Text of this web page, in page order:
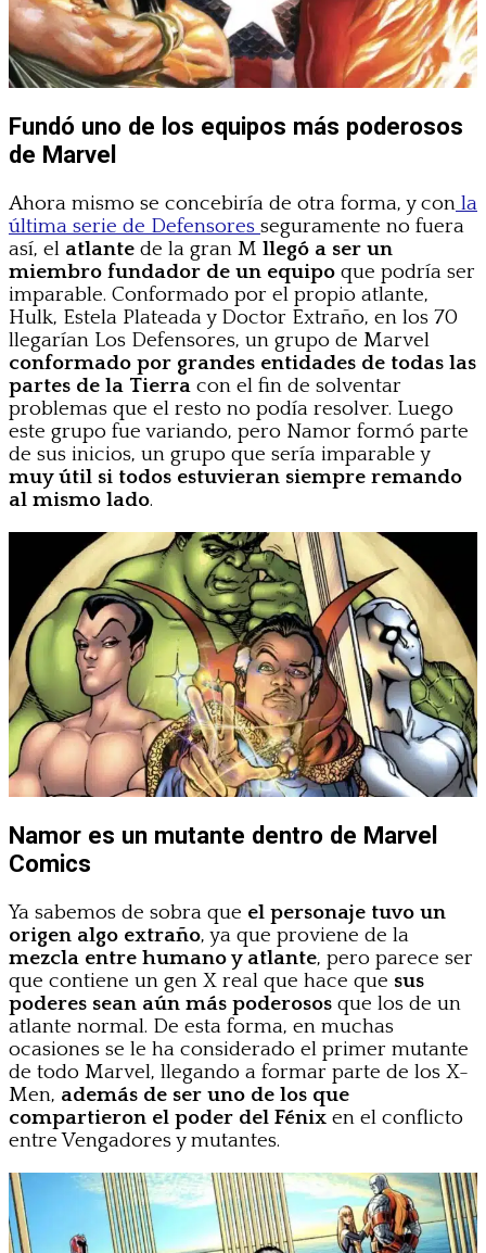
Fundó uno de los equipos más poderosos
de Marvel
Ahora mismo se concebiría de otra forma, y con la
última serie de Defensores seguramente no fuera
así, el atlante de la gran M llegó a ser un
miembro fundador de un equipo que podría ser
imparable. Conformado por el propio atlante,
Hulk, Estela Plateada y Doctor Extraño, en los 70
llegarían Los Defensores, un grupo de Marvel
conformado por grandes entidades de todas las
partes de la Tierra con el fin de solventar
problemas que el resto no podía resolver. Luego
este grupo fue variando, pero Namor formó parte
de sus inicios, un grupo que sería imparable y
muy útil si todos estuvieran siempre remando
al mismo lado.
Namor es un mutante dentro de Marvel
Comics
Ya sabemos de sobra que el personaje tuvo un
origen algo extraño, ya que proviene de la
mezcla entre humano y atlante, pero parece ser
que contiene un gen X real que hace que sus
poderes sean aún más poderosos que los de un
atlante normal. De esta forma, en muchas
ocasiones se le ha considerado el primer mutante
de todo Marvel, llegando a formar parte de los X-
Men, además de ser uno de los que
compartieron el poder del Fénix en el conflicto
entre Vengadores y mutantes.